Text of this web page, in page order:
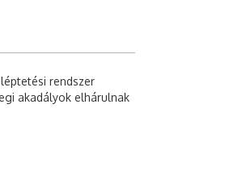
rendszer
akadályok elhárulnak